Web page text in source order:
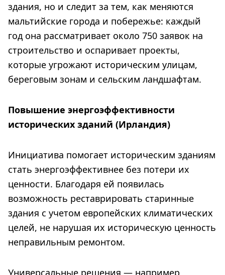
здания, но и следит за тем, как меняются
мальтийские города и побережье: каждый
год она рассматривает около 750 заявок на
строительство и оспаривает проекты,
которые угрожают историческим улицам,
береговым зонам и сельским ландшафтам.
Повышение энергоэффективности
исторических зданий (Ирландия)
Инициатива помогает историческим зданиям
стать энергоэффективнее без потери их
ценности. Благодаря ей появилась
возможность реставрировать старинные
здания с учетом европейских климатических
целей, не нарушая их историческую ценность
неправильным ремонтом.